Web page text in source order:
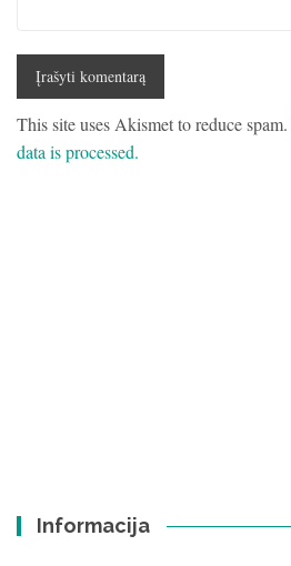
This site uses Akismet to reduce spam.
data is processed.
Informacija